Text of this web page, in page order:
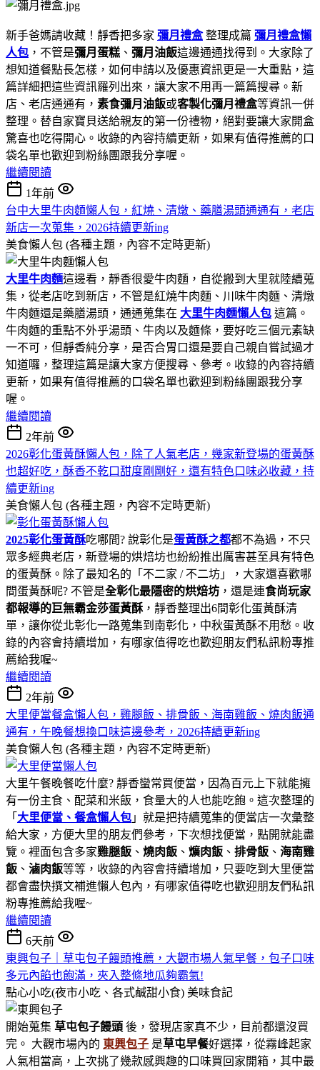
新手爸媽請收藏！靜香把多家 彌月禮盒 整理成篇 彌月禮盒懶
人包 ，不管是彌月蛋糕 、 彌月油飯這邊通通找得到。大家除了
想知道餐點長怎樣，如何申請以及優惠資訊更是一大重點，這
篇詳細把這些資訊羅列出來，讓大家不用再一篇篇搜尋。新
店、老店通通有， 素食彌月油飯或客製化彌月禮盒等資訊一併
整理。替自家寶貝送給親友的第一份禮物，絕對要讓大家開盒
驚喜也吃得開心。收錄的內容持續更新，如果有值得推薦的口
袋名單也歡迎到粉絲團跟我分享喔。
繼續閱讀
1年前
台中大里牛肉麵懶人包，紅燒、清燉、藥膳湯頭通通有，老店
新店一次蒐集，2026持續更新ing
美食懶人包 (各種主題，內容不定時更新)
大里牛肉麵這邊看，靜香很愛牛肉麵，自從搬到大里就陸續蒐
集，從老店吃到新店，不管是紅燒牛肉麵、川味牛肉麵、清燉
牛肉麵還是藥膳湯頭，通通蒐集在 大里牛肉麵懶人包 這篇。
牛肉麵的重點不外乎湯頭、牛肉以及麵條，要好吃三個元素缺
一不可，但靜香純分享，是否合胃口還是要自己親自嘗試過才
知道囉，整理這篇是讓大家方便搜尋、參考。收錄的內容持續
更新，如果有值得推薦的口袋名單也歡迎到粉絲團跟我分享
喔。
繼續閱讀
2年前
2026彰化蛋黃酥懶人包，除了人氣老店，幾家新登場的蛋黃酥
也超好吃，酥香不乾口甜度剛剛好，還有特色口味必收藏，持
續更新ing
美食懶人包 (各種主題，內容不定時更新)
2025彰化蛋黃酥吃哪間? 說彰化是蛋黃酥之都都不為過，不只
眾多經典老店，新登場的烘焙坊也紛紛推出厲害甚至具有特色
的蛋黃酥。除了最知名的「不二家 / 不二坊」，大家還喜歡哪
間蛋黃酥呢? 不管是全彰化最隱密的烘焙坊 ，還是連食尚玩家
都報導的巨無霸金莎蛋黃酥，靜香整理出6間彰化蛋黃酥清
單，讓你從北彰化一路蒐集到南彰化，中秋蛋黃酥不用愁。收
錄的內容會持續增加，有哪家值得吃也歡迎朋友們私訊粉專推
薦給我喔~
繼續閱讀
2年前
大里便當餐盒懶人包，雞腿飯、排骨飯、海南雞飯、燒肉飯通
通有，午晚餐想換口味這邊參考，2026持續更新ing
美食懶人包 (各種主題，內容不定時更新)
大里午餐晚餐吃什麼? 靜香蠻常買便當，因為百元上下就能擁
有一份主食、配菜和米飯，食量大的人也能吃飽。這次整理的
「 大里便當、餐盒懶人包 」就是把持續蒐集的便當店一次彙整
給大家，方便大里的朋友們參考，下次想找便當，點開就能盡
覽。裡面包含多家雞腿飯 、 燒肉飯 、 爌肉飯 、 排骨飯 、 海南雞
飯 、 滷肉飯等等，收錄的內容會持續增加，只要吃到大里便當
都會盡快撰文補進懶人包內，有哪家值得吃也歡迎朋友們私訊
粉專推薦給我喔~
繼續閱讀
6天前
東興包子｜草屯包子饅頭推薦，大觀市場人氣早餐，包子口味
多元內餡也飽滿，夾入整條地瓜夠霸氣!
點心小吃(夜市小吃、各式鹹甜小食) 美味食記
開始蒐集 草屯包子饅頭 後，發現店家真不少，目前都還沒買
完。 大觀市場內的 東興包子 是草屯早餐好選擇，從霧峰起家
人氣相當高，上次挑了幾款感興趣的口味買回家開箱，其中最